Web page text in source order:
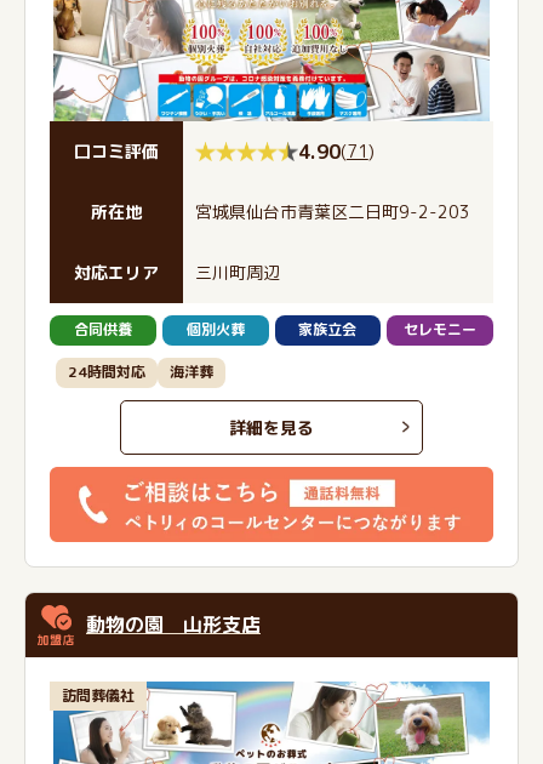
口コミ評価 4.90(71)
所在地 宮城県仙台市青葉区二日町9-2-203
対応エリア 三川町周辺
合同供養 個別火葬 家族立会 セレモニー
24時間対応 海洋葬
詳細を見る
動物の園 山形支店
訪問葬儀社